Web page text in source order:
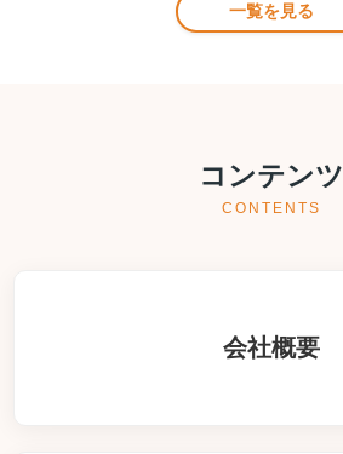
一覧を見る
コンテンツ
CONTENTS
会社概要